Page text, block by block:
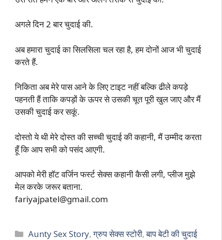
अगले दिन 2 बार चुदाई की.
अब हमारा चुदाई का सिलसिला चल रहा है, हम दोनों आज भी चुदाई
करते हैं.
निकिता अब मेरे पास आने के लिए टाइट नहीं बल्कि ढीले कपड़े
पहनती हैं ताकि कपड़ों के ऊपर से उसकी चूत पूरी खुल जाए और मैं
उसकी चुदाई कर सकूं.
दोस्तो ये थी मेरे दोस्त की सच्ची चुदाई की कहानी, मैं उम्मीद करता
हूँ कि आप सभी को पसंद आएगी.
आपको मेरी हॉट वर्जिन फर्स्ट सेक्स कहानी कैसी लगी, प्लीज मुझे
मेल करके जरूर बताना.
fariyajpatel@gmail.com
Categories
Aunty Sex Story,ग्रुप सेक्स स्टोरी,बाप बेटी की चुदाई